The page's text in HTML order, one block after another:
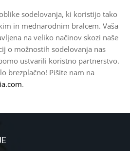
sodelovanja, ki koristijo tako
in mednarodnim bralcem. Vaša
na veliko načinov skozi naše
o možnostih sodelovanja nas
ustvarili koristno partnerstvo.
brezplačno! Pišite nam na
.